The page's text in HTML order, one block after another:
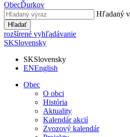
ObecĎurkov
Hľadaný
Hľadať
rozšírené vyhľadávanie
SKSlovensky
SKSlovensky
ENEnglish
Obec
O obci
História
Aktuality
Kalendár akcií
Zvozový kalendár